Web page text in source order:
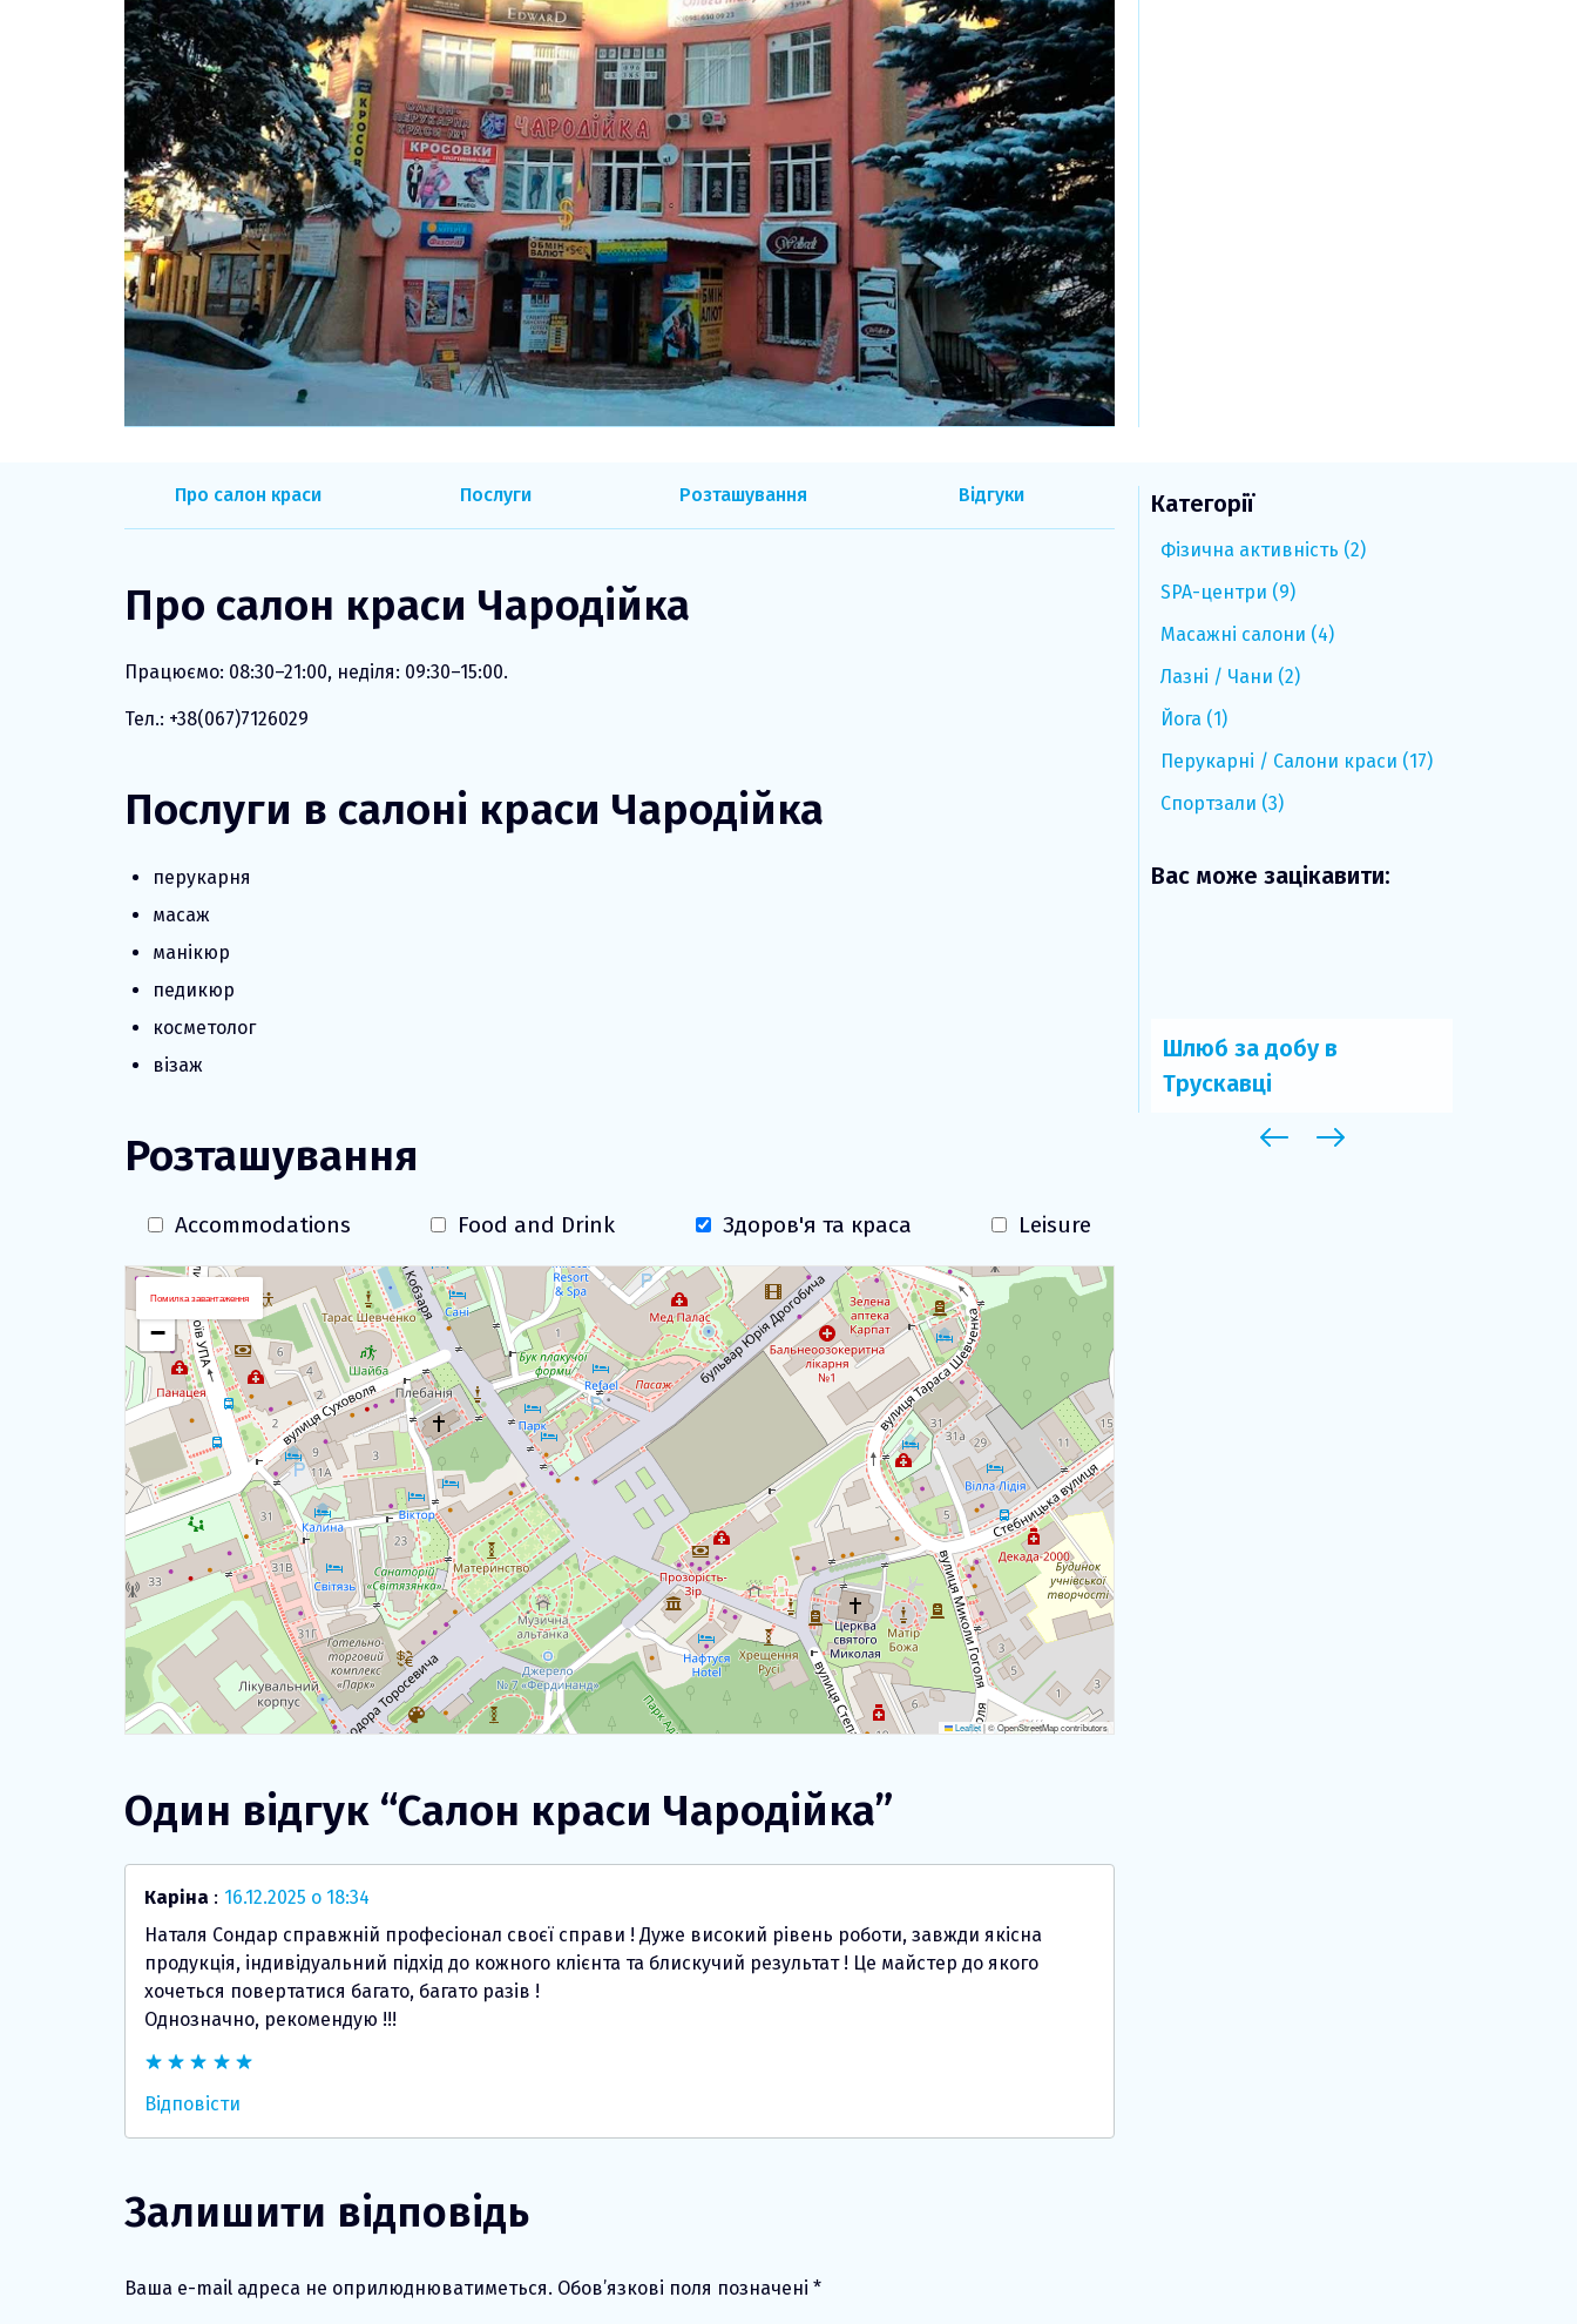
Про салон краси Послуги Розташування Відгуки
Про салон краси Чародійка
Працюємо: 08:30–21:00, неділя: 09:30–15:00.
Тел.: +38(067)7126029
Послуги в салоні краси Чародійка
перукарня
масаж
манікюр
педикюр
косметолог
візаж
Розташування
Accommodations Food and Drink Здоров'я та краса Leisure
Завантаження карти
+
−
Leaflet|© OpenStreetMap contributors
Помилка завантаження
Один відгук “Салон краси Чародійка”
Каріна : 16.12.2025 о 18:34
Наталя Сондар справжній професіонал своєї справи ! Дуже високий рівень роботи, завжди якісна
продукція, індивідуальний підхід до кожного клієнта та блискучий результат ! Це майстер до якого
хочеться повертатися багато, багато разів !
Однозначно, рекомендую !!!
Відповісти
Залишити відповідь
Ваша e-mail адреса не оприлюднюватиметься. Обов’язкові поля позначені *
Категорії
Фізична активність (2)
SPA-центри (9)
Масажні салони (4)
Лазні / Чани (2)
Йога (1)
Перукарні / Салони краси (17)
Спортзали (3)
Вас може зацікавити:
Шлюб за добу в
Трускавці